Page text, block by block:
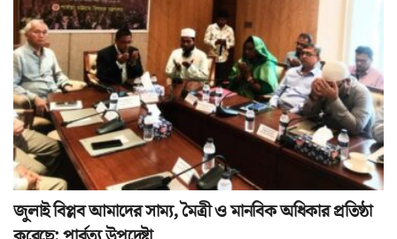
জুলাই বিপ্লব আমাদের সাম্য, মৈত্রী ও মানবিক অধিকার প্রতিষ্ঠা